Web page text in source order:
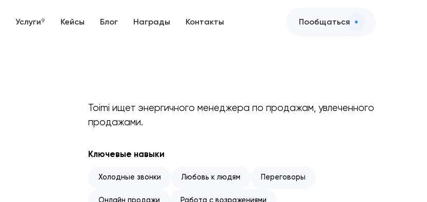
Услуги9 Кейсы Блог Награды Контакты Пообщаться
Toimi ищет энергичного менеджера по продажам, увлеченного
продажами.
Ключевые навыки
Холодные звонки Любовь к людям Переговоры
Онлайн продажи Работа с возражениями